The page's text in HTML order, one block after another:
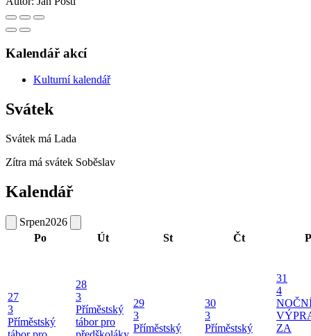
Kalendář akcí
Kulturní kalendář
Svátek
Svátek má Lada
Zítra má svátek Soběslav
Kalendář
Srpen2026
Po
Út St Čt
27
3
Příměstský
28
3
Příměstský
tábor pro
29
3
Příměstský
30
3
Příměstský
31
4
ZA